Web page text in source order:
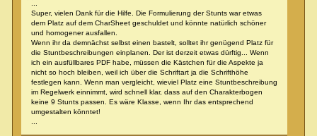
Super, vielen Dank für die Hilfe. Die Formulierung der Stunts war etwas
dem Platz auf dem CharSheet geschuldet und könnte natürlich schöner
und homogener ausfallen.
Wenn ihr da demnächst selbst einen bastelt, solltet ihr genügend Platz für
die Stuntbeschreibungen einplanen. Der ist derzeit etwas dürftig... Wenn
ich ein ausfüllbares PDF habe, müssen die Kästchen für die Aspekte ja
nicht so hoch bleiben, weil ich über die Schriftart ja die Schrifthöhe
festlegen kann. Wenn man vergleicht, wieviel Platz eine Stuntbeschreibung
im Regelwerk einnimmt, wird schnell klar, dass auf den Charakterbogen
keine 9 Stunts passen. Es wäre Klasse, wenn Ihr das entsprechend
umgestalten könntet!